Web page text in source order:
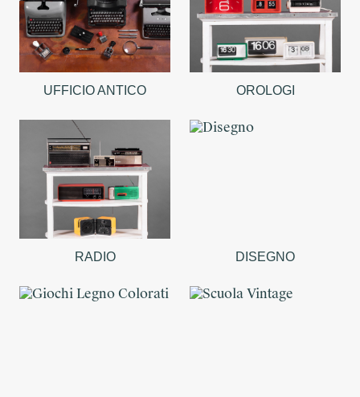
UFFICIO ANTICO OROLOGI
RADIO DISEGNO